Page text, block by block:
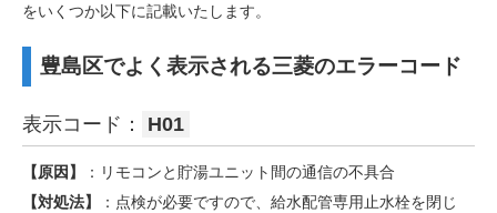
をいくつか以下に記載いたします。
豊島区でよく表示される三菱のエラーコード
表示コード： H01
【原因】
：リモコンと貯湯ユニット間の通信の不具合
【対処法】
：点検が必要ですので、給水配管専用止水栓を閉じ